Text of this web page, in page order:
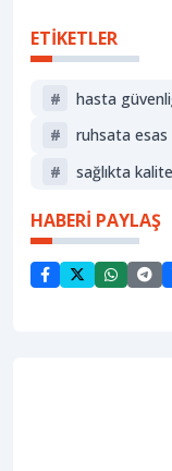
ETİKETLER
# hasta
#
ruhsata
#
sağlıkta
HABERİ PAYLAŞ